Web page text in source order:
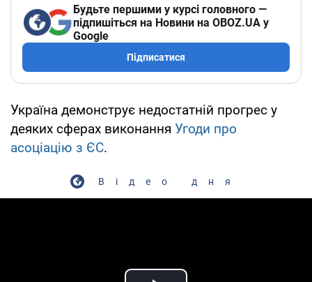
Будьте першими у курсі головного —
підпишіться на Новини на OBOZ.UA у
Google
Підписатися
Україна демонструє недостатній прогрес у
деяких сферах виконання Угоди про
асоціацію з ЄС.
Відео дня